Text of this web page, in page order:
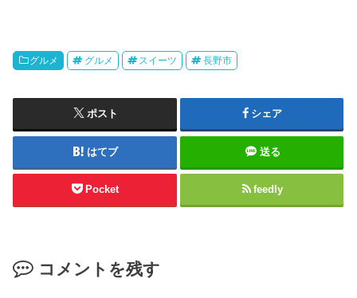
グルメ グルメ スイーツ 長野市
ポスト シェア
はてブ 送る
Pocket feedly
コメントを残す